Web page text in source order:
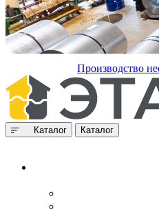
Производство
Каталог Каталог